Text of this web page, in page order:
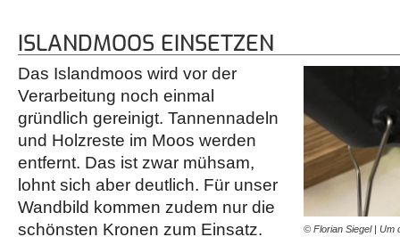
ISLANDMOOS EINSETZEN
© Florian Siegel | Um
Das Islandmoos wird vor der
Verarbeitung noch einmal
gründlich gereinigt. Tannennadeln
und Holzreste im Moos werden
entfernt. Das ist zwar mühsam,
lohnt sich aber deutlich. Für unser
Wandbild kommen zudem nur die
schönsten Kronen zum Einsatz.